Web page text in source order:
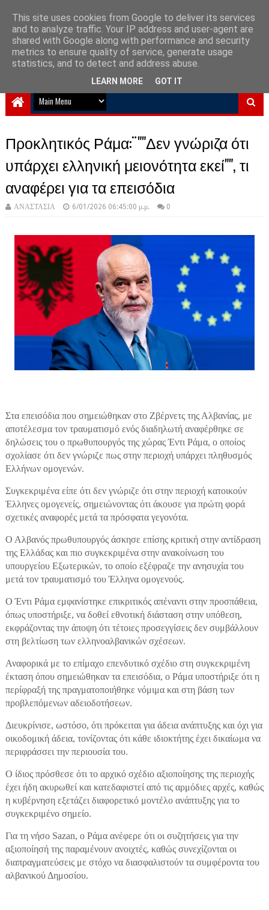
NewPlanet09
Ειδήσεις νέα από την Ελλάδα και τον κόσμο
Προκλητικός Ράμα:¨""Δεν γνώριζα ότι
υπάρχει ελληνική μειονότητα εκεί"", τι
αναφέρει για τα επεισόδια
ΑΝΑΣΤΑΣΙΑ 6/01/2026 06:45:00 μ.μ. 0
Στα επεισόδια που σημειώθηκαν στο Ζβέρνετς της Αλβανίας, με
αποτέλεσμα τον τραυματισμό ενός διαδηλωτή αναφέρθηκε σε
δηλώσεις του ο πρωθυπουργός της χώρας Έντι Ράμα, ο οποίος
σχολίασε ότι δεν γνώριζε πως στην περιοχή υπάρχει πληθυσμός
Ελλήνων ομογενών.
Συγκεκριμένα είπε ότι δεν γνώριζε ότι στην περιοχή κατοικούν
Έλληνες ομογενείς, σημειώνοντας ότι άκουσε για πρώτη φορά
σχετικές αναφορές μετά τα πρόσφατα γεγονότα.
Ο Αλβανός πρωθυπουργός άσκησε επίσης κριτική στην αντίδραση
της Ελλάδας και πιο συγκεκριμένα στην ανακοίνωση του
υπουργείου Εξωτερικών, το οποίο εξέφραζε την ανησυχία του
μετά τον τραυματισμό του Έλληνα ομογενούς.
Ο Έντι Ράμα εμφανίστηκε επικριτικός απέναντι στην προσπάθεια,
όπως υποστήριξε, να δοθεί εθνοτική διάσταση στην υπόθεση,
εκφράζοντας την άποψη ότι τέτοιες προσεγγίσεις δεν συμβάλλουν
στη βελτίωση των ελληνοαλβανικών σχέσεων.
Αναφορικά με το επίμαχο επενδυτικό σχέδιο στη συγκεκριμένη
έκταση όπου σημειώθηκαν τα επεισόδια, ο Ράμα υποστήριξε ότι η
περίφραξή της πραγματοποιήθηκε νόμιμα και στη βάση των
προβλεπόμενων αδειοδοτήσεων.
Διευκρίνισε, ωστόσο, ότι πρόκειται για άδεια ανάπτυξης και όχι για
οικοδομική άδεια, τονίζοντας ότι κάθε ιδιοκτήτης έχει δικαίωμα να
περιφράσσει την περιουσία του.
Ο ίδιος πρόσθεσε ότι το αρχικό σχέδιο αξιοποίησης της περιοχής
έχει ήδη ακυρωθεί και κατεδαφιστεί από τις αρμόδιες αρχές, καθώς
η κυβέρνηση εξετάζει διαφορετικό μοντέλο ανάπτυξης για το
συγκεκριμένο σημείο.
Για τη νήσο Sazan, ο Ράμα ανέφερε ότι οι συζητήσεις για την
αξιοποίησή της παραμένουν ανοιχτές, καθώς συνεχίζονται οι
διαπραγματεύσεις με στόχο να διασφαλιστούν τα συμφέροντα του
αλβανικού Δημοσίου.
This site uses cookies from Google to deliver its services
and to analyze traffic. Your IP address and user-agent are
shared with Google along with performance and security
metrics to ensure quality of service, generate usage
statistics, and to detect and address abuse.
LEARN MORE GOT IT